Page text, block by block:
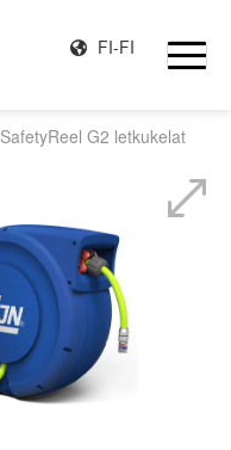
FI-FI
SafetyReel G2 letkukelat